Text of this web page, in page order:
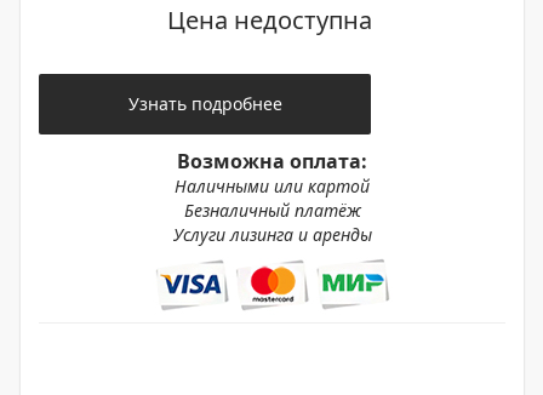
Цена недоступна
Узнать подробнее
Возможна оплата:
Наличными или картой
Безналичный платёж
Услуги лизинга и аренды